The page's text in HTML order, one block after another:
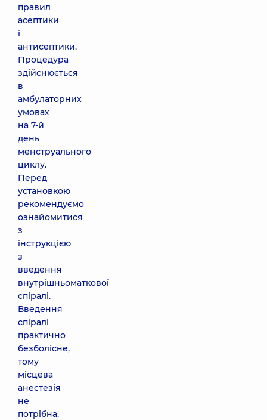
правил
асептики
і
антисептики.
Процедура
здійснюється
в
амбулаторних
умовах
на 7-й
день
менструального
циклу.
Перед
установкою
рекомендуємо
ознайомитися
з
інструкцією
з
введення
внутрішньоматкової
спіралі.
Введення
спіралі
практично
безболісне,
тому
місцева
анестезія
не
потрібна.